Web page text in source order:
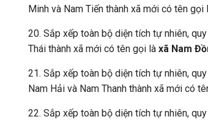
Minh và Nam Tiến thành xã mới có tên gọi
20. Sắp xếp toàn bộ diện tích tự nhiên,
Thái thành xã mới có tên gọi là xã Nam
21. Sắp xếp toàn bộ diện tích tự nhiên,
Nam Hải và Nam Thanh thành xã mới có
22. Sắp xếp toàn bộ diện tích tự nhiên,